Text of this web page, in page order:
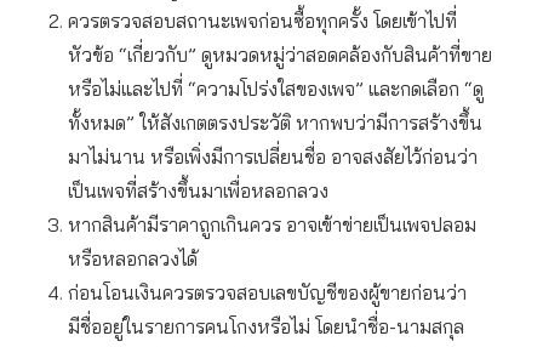
ควรตรวจสอบสถานะเพจก่อนซื้อทุกครั้ง โดยเข้าไปที่
หัวข้อ “เกี่ยวกับ” ดูหมวดหมู่ว่าสอดคล้องกับสินค้าที่ขาย
หรือไม่และไปที่ “ความโปร่งใสของเพจ” และกดเลือก “ดู
ทั้งหมด” ให้สังเกตตรงประวัติ หากพบว่ามีการสร้างขึ้น
มาไม่นาน หรือเพิ่งมีการเปลี่ยนชื่อ อาจสงสัยไว้ก่อนว่า
เป็นเพจที่สร้างขึ้นมาเพื่อหลอกลวง
หากสินค้ามีราคาถูกเกินควร อาจเข้าข่ายเป็นเพจปลอม
หรือหลอกลวงได้
ก่อนโอนเงินควรตรวจสอบเลขบัญชีของผู้ขายก่อนว่า
มีชื่ออยู่ในรายการคนโกงหรือไม่ โดยนำชื่อ-นามสกุล